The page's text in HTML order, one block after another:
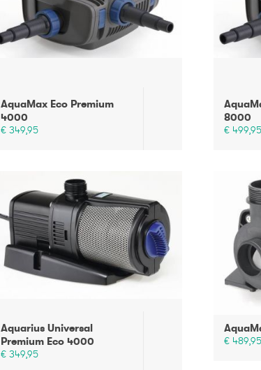
AquaMax Eco Premium
4000
€ 349,95
8000
€ 499,95
Aquarius Universal
Premium Eco 4000
€ 349,95
€ 489,95